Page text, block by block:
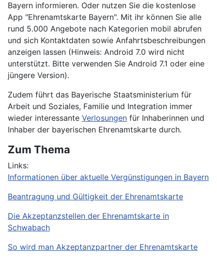
Bayern informieren. Oder nutzen Sie die kostenlose
App "Ehrenamtskarte Bayern". Mit ihr können Sie alle
rund 5.000 Angebote nach Kategorien mobil abrufen
und sich Kontaktdaten sowie Anfahrtsbeschreibungen
anzeigen lassen (Hinweis: Android 7.0 wird nicht
unterstützt. Bitte verwenden Sie Android 7.1 oder eine
jüngere Version).
Zudem führt das Bayerische Staatsministerium für
Arbeit und Soziales, Familie und Integration immer
wieder interessante Verlosungen für Inhaberinnen und
Inhaber der bayerischen Ehrenamtskarte durch.
Zum Thema
Links:
Informationen über aktuelle Vergünstigungen in Bayern
Beantragung und Gültigkeit der Ehrenamtskarte
Die Akzeptanzstellen der Ehrenamtskarte in
Schwabach
So wird man Akzeptanzpartner der Ehrenamtskarte